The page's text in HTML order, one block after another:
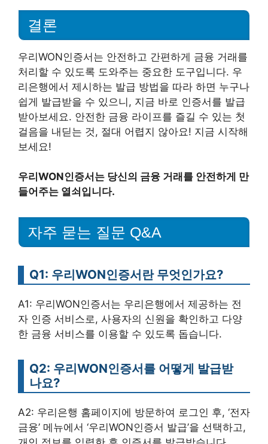
결론
우리WON인증서는 안전하고 간편하게 금융 거래를
처리할 수 있도록 도와주는 중요한 도구입니다. 우
리은행에서 제시하는 발급 방법을 따라 하면 누구나
쉽게 발급받을 수 있으니, 지금 바로 인증서를 발급
받아보세요. 안전한 금융 라이프를 즐길 수 있는 첫
걸음을 내딛는 것, 절대 어렵지 않아요! 지금 시작해
보세요!
우리WON인증서는 당신의 금융 거래를 안전하게 만
들어주는 열쇠입니다.
자주 묻는 질문 Q&A
Q1: 우리WON인증서란 무엇인가요?
A1: 우리WON인증서는 우리은행에서 제공하는 전
자 인증 서비스로, 사용자의 신원을 확인하고 다양
한 금융 서비스를 이용할 수 있도록 돕습니다.
Q2: 우리WON인증서를 어떻게 발급받
나요?
A2: 우리은행 홈페이지에 방문하여 로그인 후, ‘전자
금융’ 메뉴에서 ‘우리WON인증서 발급’을 선택하고,